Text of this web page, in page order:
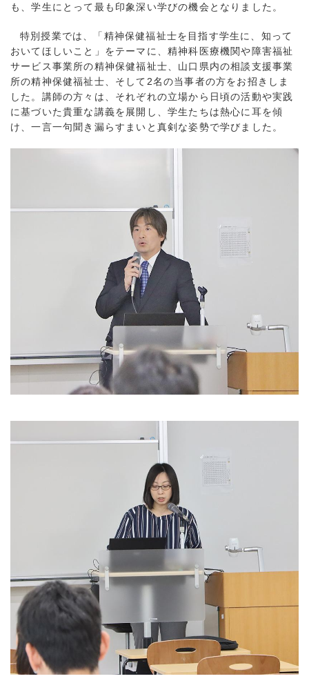
も、学生にとって最も印象深い学びの機会となりました。
特別授業では、「精神保健福祉士を目指す学生に、知って
おいてほしいこと」をテーマに、精神科医療機関や障害福祉
サービス事業所の精神保健福祉士、山口県内の相談支援事業
所の精神保健福祉士、そして2名の当事者の方をお招きしま
した。講師の方々は、それぞれの立場から日頃の活動や実践
に基づいた貴重な講義を展開し、学生たちは熱心に耳を傾
け、一言一句聞き漏らすまいと真剣な姿勢で学びました。